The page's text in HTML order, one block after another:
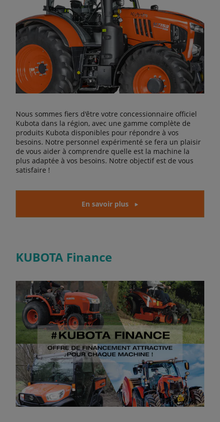
Nous sommes fiers d'être votre concessionnaire officiel
Kubota dans la région, avec une gamme complète de
produits Kubota disponibles pour répondre à vos
besoins. Notre personnel expérimenté se fera un plaisir
de vous aider à comprendre quelle est la machine la
plus adaptée à vos besoins. Notre objectif est de vous
satisfaire !
En savoir plus
KUBOTA Finance